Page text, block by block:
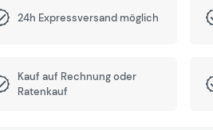
24h Expressversand möglich
Kauf auf Rechnung oder
Ratenkauf